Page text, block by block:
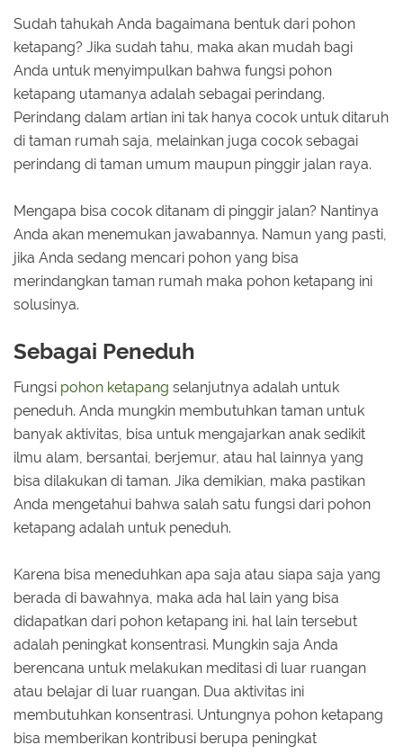
Sudah tahukah Anda bagaimana bentuk dari pohon
ketapang? Jika sudah tahu, maka akan mudah bagi
Anda untuk menyimpulkan bahwa fungsi pohon
ketapang utamanya adalah sebagai perindang.
Perindang dalam artian ini tak hanya cocok untuk ditaruh
di taman rumah saja, melainkan juga cocok sebagai
perindang di taman umum maupun pinggir jalan raya.
Mengapa bisa cocok ditanam di pinggir jalan? Nantinya
Anda akan menemukan jawabannya. Namun yang pasti,
jika Anda sedang mencari pohon yang bisa
merindangkan taman rumah maka pohon ketapang ini
solusinya.
Sebagai Peneduh
Fungsi pohon ketapang selanjutnya adalah untuk
peneduh. Anda mungkin membutuhkan taman untuk
banyak aktivitas, bisa untuk mengajarkan anak sedikit
ilmu alam, bersantai, berjemur, atau hal lainnya yang
bisa dilakukan di taman. Jika demikian, maka pastikan
Anda mengetahui bahwa salah satu fungsi dari pohon
ketapang adalah untuk peneduh.
Karena bisa meneduhkan apa saja atau siapa saja yang
berada di bawahnya, maka ada hal lain yang bisa
didapatkan dari pohon ketapang ini. hal lain tersebut
adalah peningkat konsentrasi. Mungkin saja Anda
berencana untuk melakukan meditasi di luar ruangan
atau belajar di luar ruangan. Dua aktivitas ini
membutuhkan konsentrasi. Untungnya pohon ketapang
bisa memberikan kontribusi berupa peningkat